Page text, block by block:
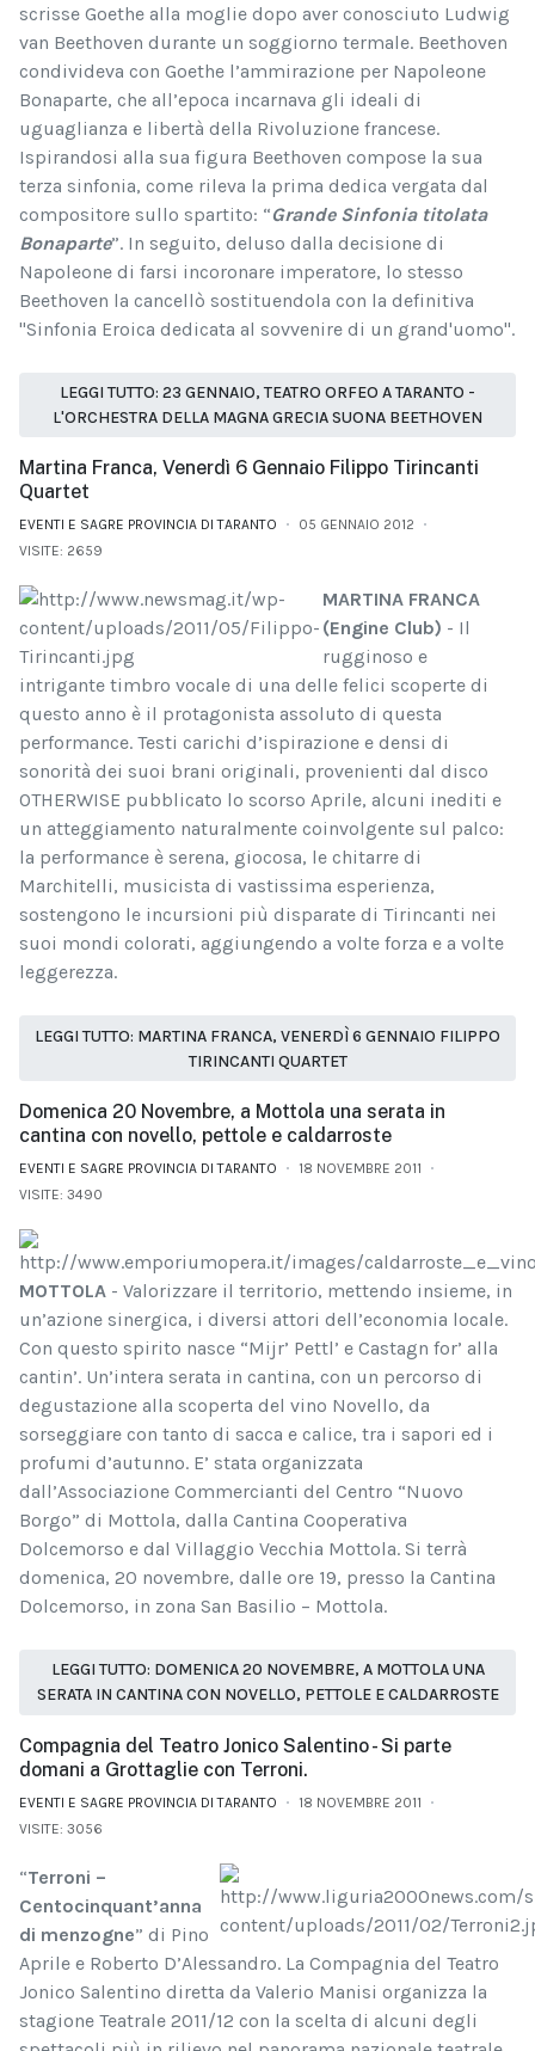
scrisse Goethe alla moglie dopo aver conosciuto Ludwig
van Beethoven durante un soggiorno termale. Beethoven
condivideva con Goethe l’ammirazione per Napoleone
Bonaparte, che all’epoca incarnava gli ideali di
uguaglianza e libertà della Rivoluzione francese.
Ispirandosi alla sua figura Beethoven compose la sua
terza sinfonia, come rileva la prima dedica vergata dal
compositore sullo spartito: “Grande Sinfonia titolata
Bonaparte”. In seguito, deluso dalla decisione di
Napoleone di farsi incoronare imperatore, lo stesso
Beethoven la cancellò sostituendola con la definitiva
"Sinfonia Eroica dedicata al sovvenire di un grand'uomo".
LEGGI TUTTO: 23 GENNAIO, TEATRO ORFEO A TARANTO -
L'ORCHESTRA DELLA MAGNA GRECIA SUONA BEETHOVEN
Martina Franca, Venerdì 6 Gennaio Filippo Tirincanti
Quartet
EVENTI E SAGRE PROVINCIA DI TARANTO
05 GENNAIO 2012
VISITE: 2659
MARTINA FRANCA
(Engine Club) - Il
rugginoso e
intrigante timbro vocale di una delle felici scoperte di
questo anno è il protagonista assoluto di questa
performance. Testi carichi d’ispirazione e densi di
sonorità dei suoi brani originali, provenienti dal disco
OTHERWISE pubblicato lo scorso Aprile, alcuni inediti e
un atteggiamento naturalmente coinvolgente sul palco:
la performance è serena, giocosa, le chitarre di
Marchitelli, musicista di vastissima esperienza,
sostengono le incursioni più disparate di Tirincanti nei
suoi mondi colorati, aggiungendo a volte forza e a volte
leggerezza.
LEGGI TUTTO: MARTINA FRANCA, VENERDÌ 6 GENNAIO FILIPPO
TIRINCANTI QUARTET
Domenica 20 Novembre, a Mottola una serata in
cantina con novello, pettole e caldarroste
EVENTI E SAGRE PROVINCIA DI TARANTO
18 NOVEMBRE 2011
VISITE: 3490
MOTTOLA - Valorizzare il territorio, mettendo insieme, in
un’azione sinergica, i diversi attori dell’economia locale.
Con questo spirito nasce “Mijr’ Pettl’ e Castagn for’ alla
cantin’. Un’intera serata in cantina, con un percorso di
degustazione alla scoperta del vino Novello, da
sorseggiare con tanto di sacca e calice, tra i sapori ed i
profumi d’autunno. E’ stata organizzata
dall’Associazione Commercianti del Centro “Nuovo
Borgo” di Mottola, dalla Cantina Cooperativa
Dolcemorso e dal Villaggio Vecchia Mottola. Si terrà
domenica, 20 novembre, dalle ore 19, presso la Cantina
Dolcemorso, in zona San Basilio – Mottola.
LEGGI TUTTO: DOMENICA 20 NOVEMBRE, A MOTTOLA UNA
SERATA IN CANTINA CON NOVELLO, PETTOLE E CALDARROSTE
Compagnia del Teatro Jonico Salentino - Si parte
domani a Grottaglie con Terroni.
EVENTI E SAGRE PROVINCIA DI TARANTO
18 NOVEMBRE 2011
VISITE: 3056
“Terroni –
Centocinquant’anna
di menzogne” di Pino
Aprile e Roberto D’Alessandro. La Compagnia del Teatro
Jonico Salentino diretta da Valerio Manisi organizza la
stagione Teatrale 2011/12 con la scelta di alcuni degli